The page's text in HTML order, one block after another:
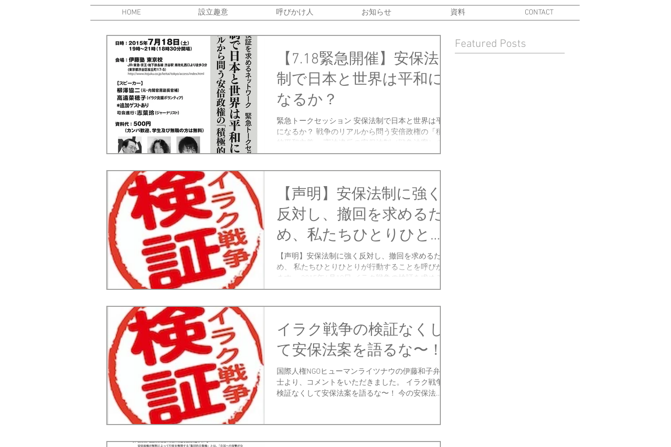
HOME 設立趣意 呼びかけ人 お知らせ 資料 CONTACT
【7.18緊急開催】安保法
制で日本と世界は平和に
なるか？
緊急トークセッション 安保法制で日本と世界は平和
になるか？ 戦争のリアルから問う安倍政権の「積極
的平和主義」 憲法違反の安保法制（戦争法案）の可
決に固執している安倍政権。その安保法制で本当に
【声明】安保法制に強く
反対し、撤回を求めるた
め、私たちひとりひとり
が行動することを呼びか
けます。
【声明】安保法制に強く反対し、撤回を求めるた
め、 私たちひとりひとりが行動することを呼びかけ
ます。 2015年6月19日 イラク戦争の検証を求めるネ
ットワーク 安倍政権は、本年５月14日、安保法制案
イラク戦争の検証なくし
て安保法案を語るな〜！
国際人権NGOヒューマンライツナウの伊藤和子弁護
士より、コメントをいただきました。 イラク戦争の
検証なくして安保法案を語るな〜！ 今の安保法
になります。日本が一緒に軍事行動をするこ...
Featured Posts